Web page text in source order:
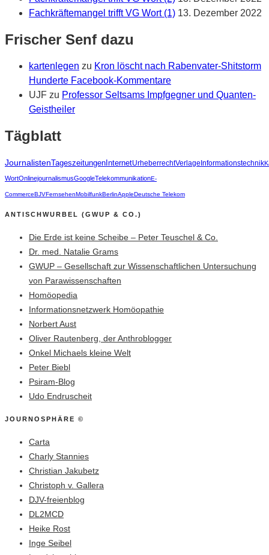
Fachkräftemangel trifft VG Wort (1) 13. Dezember 2022
Frischer Senf dazu
kartenlegen zu Kron löscht nach Rabenvater-Shitstorm
Hunderte Facebook-Kommentare
UJF zu Professor Seltsams Impfgegner und Quanten-
Geistheiler
Tägblatt
JournalistenTageszeitungen InternetUrheberrechtVerlageInformationstechnik
WortOnlinejournalismusGoogleTelekommunikationE-
CommerceBJVFernsehenMobilfunkBerlinAppleDeutsche Telekom
ANTISCHWURBEL (GWUP & CO.)
Die Erde ist keine Scheibe – Peter Teuschel & Co.
Dr. med. Natalie Grams
GWUP – Gesellschaft zur Wissenschaftlichen Untersuchung
von Parawissenschaften
Homöopedia
Informationsnetzwerk Homöopathie
Norbert Aust
Oliver Rautenberg, der Anthroblogger
Onkel Michaels kleine Welt
Peter Biebl
Psiram-Blog
Udo Endruscheit
JOURNOSPHÄRE ©
Carta
Charly Stannies
Christian Jakubetz
Christoph v. Gallera
DJV-freienblog
DL2MCD
Heike Rost
Inge Seibel